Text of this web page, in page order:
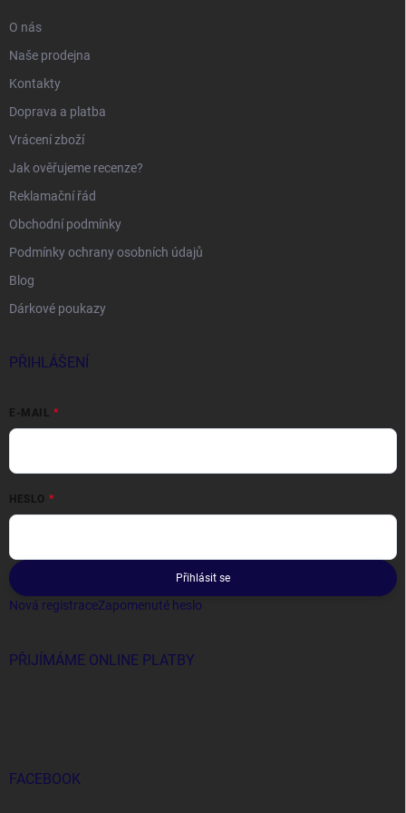
O nás
Naše prodejna
Kontakty
Doprava a platba
Vrácení zboží
Jak ověřujeme recenze?
Reklamační řád
Obchodní podmínky
Podmínky ochrany osobních údajů
Blog
Dárkové poukazy
PŘIHLÁŠENÍ
E-MAIL
HESLO
Přihlásit se
Nová registraceZapomenuté heslo
PŘIJÍMÁME ONLINE PLATBY
FACEBOOK